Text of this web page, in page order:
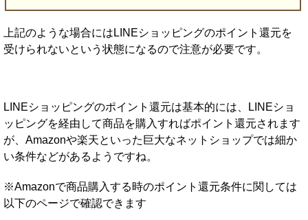
上記のような場合にはLINEショッピングのポイント還元を
受けられないという状態になるので注意が必要です。
LINEショッピングのポイント還元は基本的には、LINEショ
ッピングを経由して商品を購入すればポイント還元されます
が、Amazonや楽天といった巨大なネットショップでは細か
い条件などがあるようですね。
※Amazonで商品購入する時のポイント還元条件に関しては
以下のページで確認できます